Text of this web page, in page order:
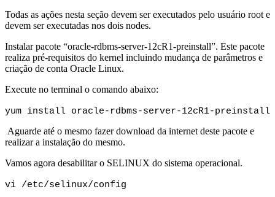
Todas as ações nesta seção devem ser executados pelo usuário root e
devem ser executadas nos dois nodes.
Instalar pacote “oracle-rdbms-server-12cR1-preinstall”. Este pacote
realiza pré-requisitos do kernel incluindo mudança de parâmetros e
criação de conta Oracle Linux.
Execute no terminal o comando abaixo:
yum install oracle-rdbms-server-12cR1-preinstall
Aguarde até o mesmo fazer download da internet deste pacote e
realizar a instalação do mesmo.
Vamos agora desabilitar o SELINUX do sistema operacional.
vi /etc/selinux/config